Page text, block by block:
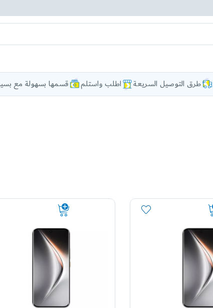
قسمها بسهولة مع اطلب واستلم طرق التوصيل السريعة